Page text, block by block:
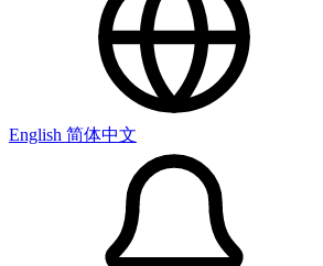
English 简体中文